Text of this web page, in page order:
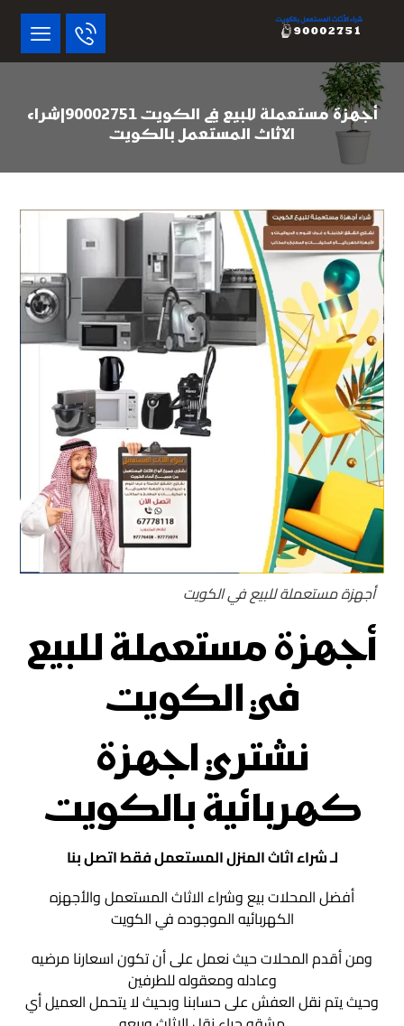
أجهزة مستعملة للبيع في الكويت 90002751|شراء
الاثاث المستعمل بالكويت
أجهزة مستعملة للبيع في الكويت
أجهزة مستعملة للبيع
في الكويت
نشتري اجهزة
كهربائية بالكويت
لـ شراء اثاث المنزل المستعمل فقط اتصل بنا
أفضل المحلات بيع وشراء الاثاث المستعمل والأجهزه
الكهربائيه الموجوده في الكويت
ومن أقدم المحلات حيث نعمل على أن تكون اسعارنا مرضيه
وعادله ومعقوله للطرفين
وحيث يتم نقل العفش على حسابنا وبحيث لا يتحمل العميل أي